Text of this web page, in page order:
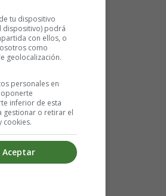
tu dispositivo
dispositivo) podrá
con ellos, o
como
geolocalización.
personales en
inferior de esta
gestionar o retirar el
cookies.
Aceptar